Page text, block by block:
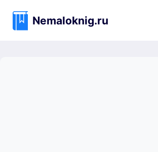
содержимому
Nemaloknig.ru